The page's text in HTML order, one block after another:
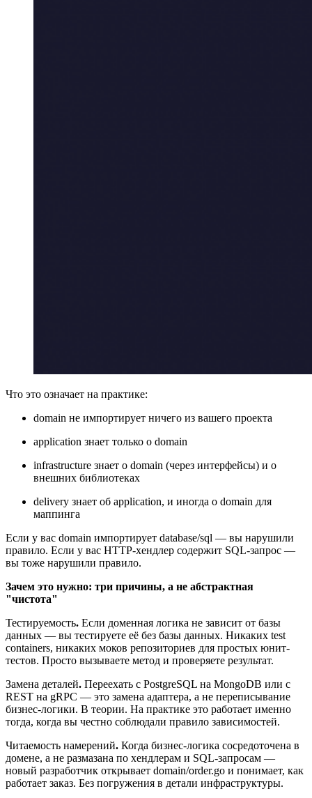
Что это означает на практике:
domain не импортирует ничего из вашего проекта
application знает только о domain
infrastructure знает о domain (через интерфейсы) и о
внешних библиотеках
delivery знает об application, и иногда о domain для
маппинга
Если у вас domain импортирует database/sql — вы нарушили
правило. Если у вас HTTP-хендлер содержит SQL-запрос —
вы тоже нарушили правило.
Зачем это нужно: три причины, а не абстрактная
"чистота"
Тестируемость. Если доменная логика не зависит от базы
данных — вы тестируете её без базы данных. Никаких test
containers, никаких моков репозиториев для простых юнит-
тестов. Просто вызываете метод и проверяете результат.
Замена деталей. Переехать с PostgreSQL на MongoDB или с
REST на gRPC — это замена адаптера, а не переписывание
бизнес-логики. В теории. На практике это работает именно
тогда, когда вы честно соблюдали правило зависимостей.
Читаемость намерений. Когда бизнес-логика сосредоточена в
домене, а не размазана по хендлерам и SQL-запросам —
новый разработчик открывает domain/order.go и понимает, как
работает заказ. Без погружения в детали инфраструктуры.